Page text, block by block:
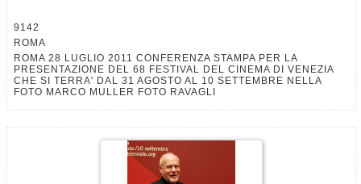
9142
ROMA
ROMA 28 LUGLIO 2011 CONFERENZA STAMPA PER LA
PRESENTAZIONE DEL 68 FESTIVAL DEL CINEMA DI VENEZIA
CHE SI TERRA' DAL 31 AGOSTO AL 10 SETTEMBRE NELLA
FOTO MARCO MULLER FOTO RAVAGLI